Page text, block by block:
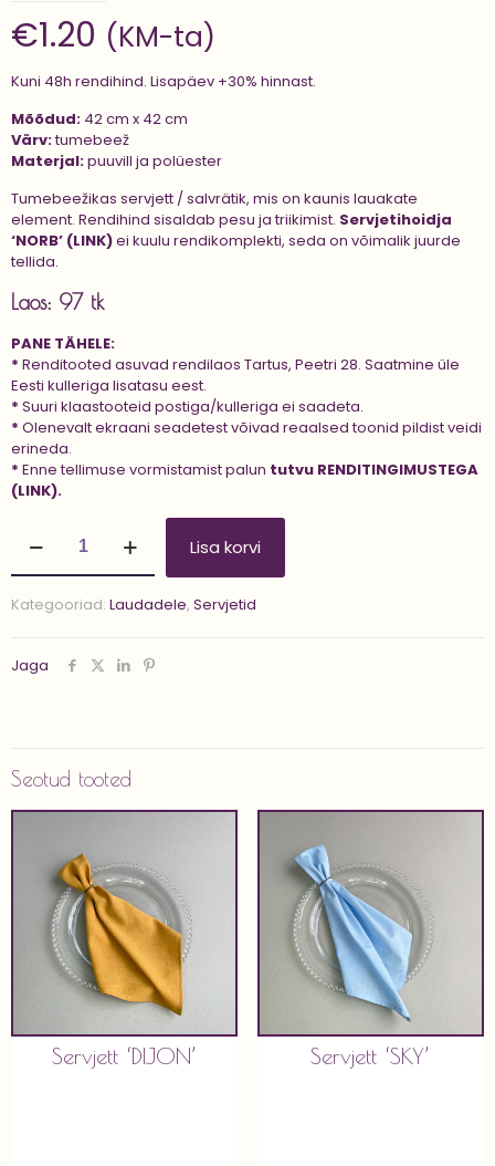
€1.20 (KM-ta)
Kuni 48h rendihind. Lisapäev +30% hinnast.
Mõõdud: 42 cm x 42 cm
Värv:tumebeež
Materjal:puuvill ja polüester
Tumebeežikas servjett / salvrätik, mis on kaunis lauakate
element. Rendihind sisaldab pesu ja triikimist. Servjetihoidja
‘NORB’ (LINK)ei kuulu rendikomplekti, seda on võimalik juurde
tellida.
Laos: 97 tk
PANE TÄHELE:
* Renditooted asuvad rendilaos Tartus, Peetri 28. Saatmine üle
Eesti kulleriga lisatasu eest.
* Suuri klaastooteid postiga/kulleriga ei saadeta.
* Olenevalt ekraani seadetest võivad reaalsed toonid pildist veidi
erineda.
* Enne tellimuse vormistamist palun tutvu RENDITINGIMUSTEGA
(LINK).
'LATTE'
kogus
Lisa korvi
Kategooriad: Laudadele, Servjetid
Jaga
Seotud tooted
Servjett ‘DIJON’ Servjett ‘SKY’